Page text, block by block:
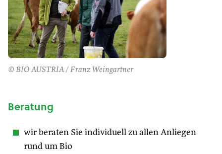
© BIO AUSTRIA / Franz Weingartner
Beratung
wir beraten Sie individuell zu allen Anliegen
rund um Bio